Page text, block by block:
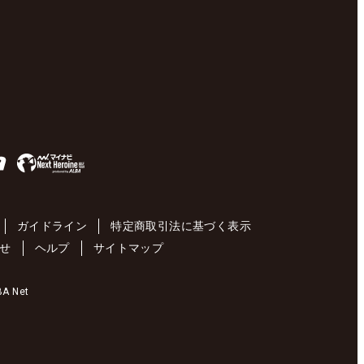
ガイドライン
特定商取引法に基づく表示
ヘルプ サイトマップ
Net